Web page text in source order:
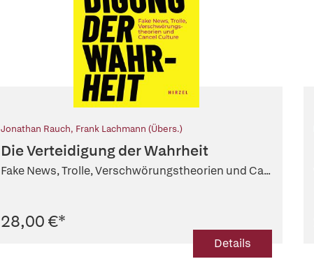
Jonathan Rauch, Frank Lachmann (Übers.)
Die Verteidigung der Wahrheit
Fake News, Trolle, Verschwörungstheorien und Ca...
28,00 €*
Details